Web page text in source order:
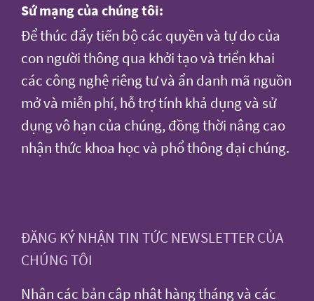
Sứ mạng của chúng tôi:
Để thúc đẩy tiến bộ các quyền và tự do của
con người thông qua khởi tạo và triển khai
các công nghệ riêng tư và ẩn danh mã nguồn
mở và miễn phí, hỗ trợ tính khả dụng và sử
dụng vô hạn của chúng, đồng thời nâng cao
nhận thức khoa học và phổ thông đại chúng.
ĐĂNG KÝ NHẬN TIN TỨC NEWSLETTER CỦA
CHÚNG TÔI
Nhận các bản cập nhật hàng tháng và các